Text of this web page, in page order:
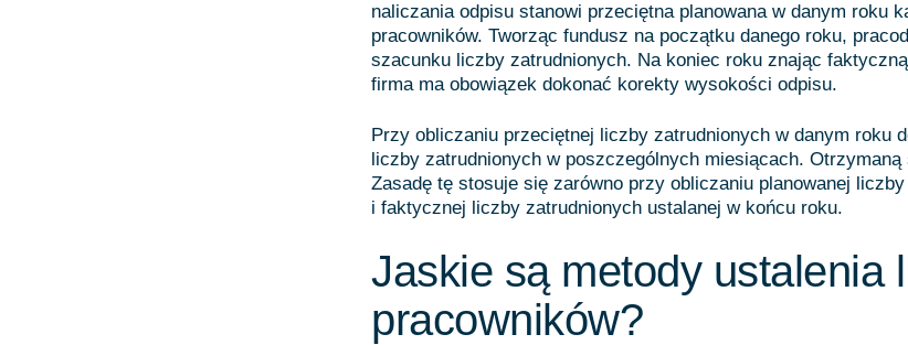
naliczania odpisu stanowi przeciętna planowana w danym roku
pracowników. Tworząc fundusz na początku danego roku,
szacunku liczby zatrudnionych. Na koniec roku znając
firma ma obowiązek dokonać korekty wysokości odpisu.
Przy obliczaniu przeciętnej liczby zatrudnionych w danym roku
liczby zatrudnionych w poszczególnych miesiącach.
Zasadę tę stosuje się zarówno przy obliczaniu planowanej
i faktycznej liczby zatrudnionych ustalanej w końcu roku.
Jaskie są metody ustalenia
pracowników?